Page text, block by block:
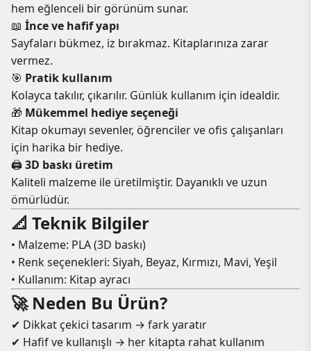
hem eğlenceli bir görünüm sunar.
📖 İnce ve hafif yapı
Sayfaları bükmez, iz bırakmaz. Kitaplarınıza zarar
vermez.
🎯 Pratik kullanım
Kolayca takılır, çıkarılır. Günlük kullanım için idealdir.
🎁 Mükemmel hediye seçeneği
Kitap okumayı sevenler, öğrenciler ve ofis çalışanları
için harika bir hediye.
🖨️3D baskı üretim
Kaliteli malzeme ile üretilmiştir. Dayanıklı ve uzun
ömürlüdür.
📐 Teknik Bilgiler
• Malzeme: PLA (3D baskı)
• Renk seçenekleri: Siyah, Beyaz, Kırmızı, Mavi, Yeşil
• Kullanım: Kitap ayracı
🚀 Neden Bu Ürün?
✔ Dikkat çekici tasarım → fark yaratır
✔ Hafif ve kullanışlı → her kitapta rahat kullanım